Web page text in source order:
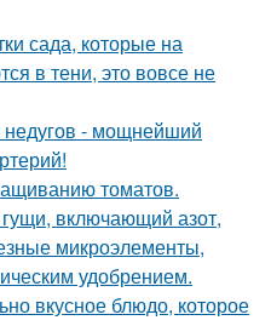
сада, которые на
в тени, это вовсе не
недугов - мощнейший
томатов.
включающий азот,
микроэлементы,
удобрением.
вкусное блюдо, которое